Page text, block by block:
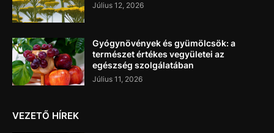
Július 12, 2026
Gyógynövények és gyümölcsök: a
természet értékes vegyületei az
egészség szolgálatában
Július 11, 2026
VEZETŐ HÍREK